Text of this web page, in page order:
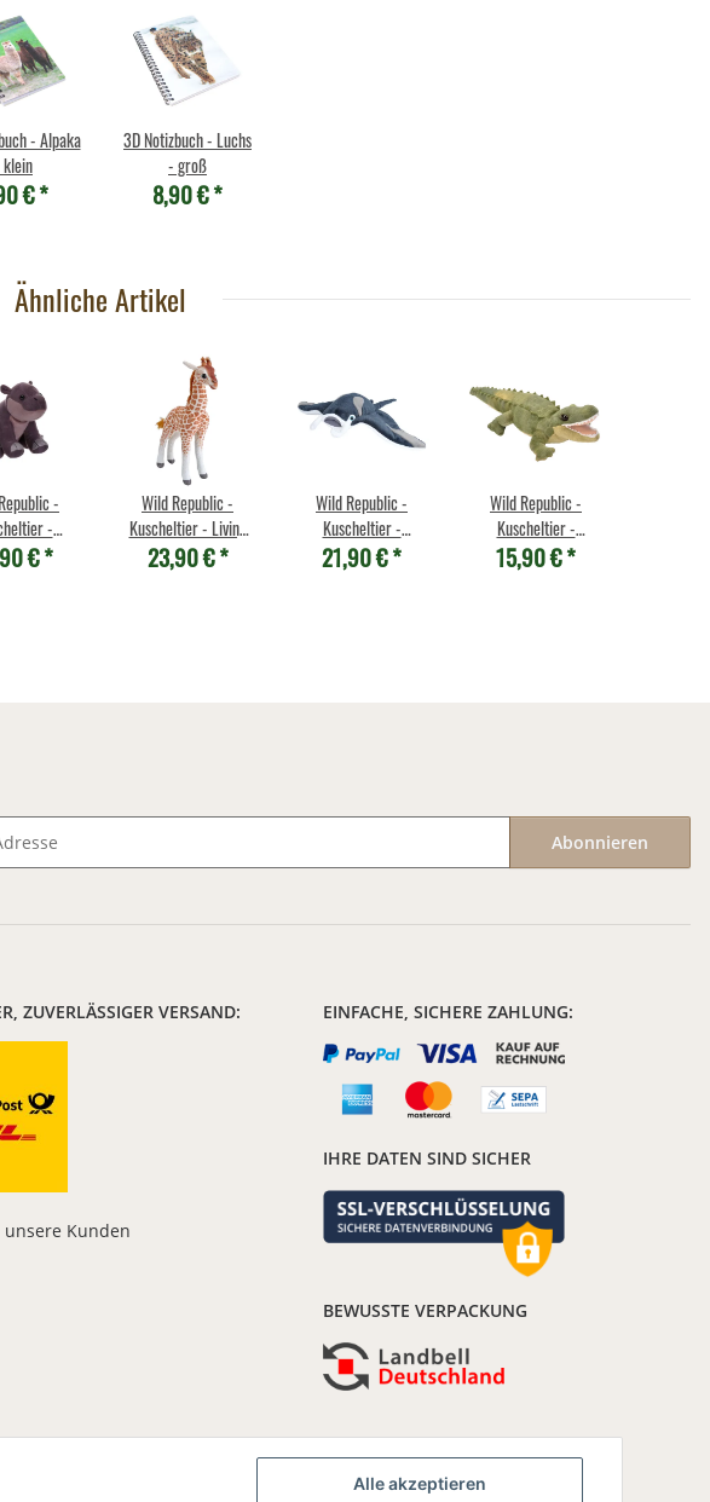
Alle akzeptieren
- Alpaka
€*
3D Notizbuch - Luchs
- groß
8,90 €*
Ähnliche Artikel
-
-
Mini -
€*
Wild Republic -
Kuscheltier - Living
Earth - Giraffen Baby
23,90 €*
Wild Republic -
Kuscheltier -
Cuddlekins -
Mantarochen
21,90 €*
Wild Republic -
Kuscheltier -
Cuddlekins Mini -
Alligator
15,90 €*
Abonnieren
ZUVERLÄSSIGER VERSAND:
unsere Kunden
EINFACHE, SICHERE ZAHLUNG:
IHRE DATEN SIND SICHER
BEWUSSTE VERPACKUNG